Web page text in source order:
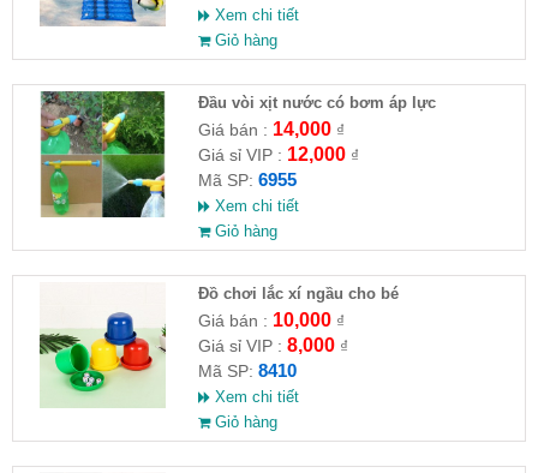
Xem chi tiết
Giỏ hàng
Đầu vòi xịt nước có bơm áp lực
Giá bán : 14,000₫
Giá sỉ VIP : 12,000₫
Mã SP: 6955
Xem chi tiết
Giỏ hàng
Đồ chơi lắc xí ngầu cho bé
Giá bán : 10,000₫
Giá sỉ VIP : 8,000₫
Mã SP: 8410
Xem chi tiết
Giỏ hàng